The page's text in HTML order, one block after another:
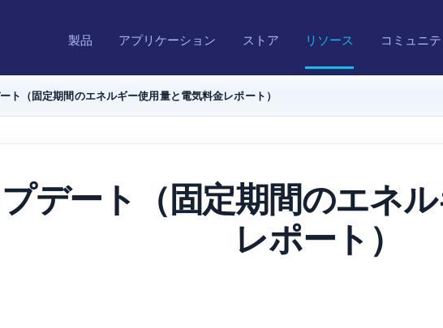
製品 アプリケーション ストア リソース コミュニテ
ト（固定期間のエネルギー使用量と電気料金レポート）
デート（固定期間のエネ
レポート）